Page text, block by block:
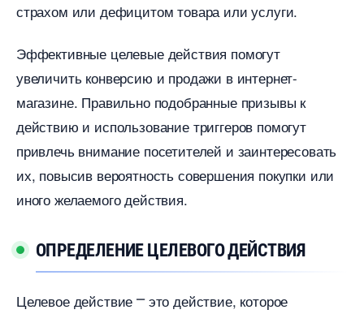
страхом или дефицитом товара или услуги.​
Эффективные целевые действия помогут
увеличить конверсию и продажи в интернет-
магазине. Правильно подобранные призывы к
действию и использование триггеров помогут
привлечь внимание посетителей и заинтересовать
их, повысив вероятность совершения покупки или
иного желаемого действия.​
ОПРЕДЕЛЕНИЕ ЦЕЛЕВОГО ДЕЙСТВИЯ
Целевое действие ⎻ это действие, которое